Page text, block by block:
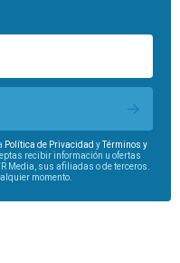
Política de Privacidad y
Términos y
recibir información u ofertas
Media, sus afiliadas o de terceros.
momento.